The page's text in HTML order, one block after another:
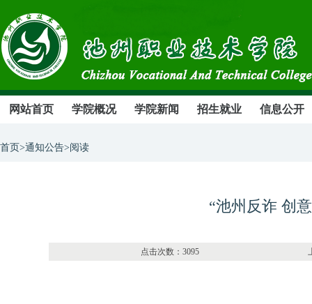
网站首页 学院概况 学院新闻 招生就业 信息公开
首页>通知公告>阅读
“池州反诈 创
点击次数：3095 上传